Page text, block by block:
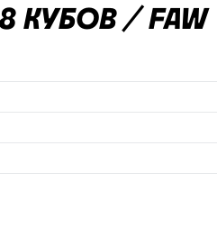
КУБОВ / FAW